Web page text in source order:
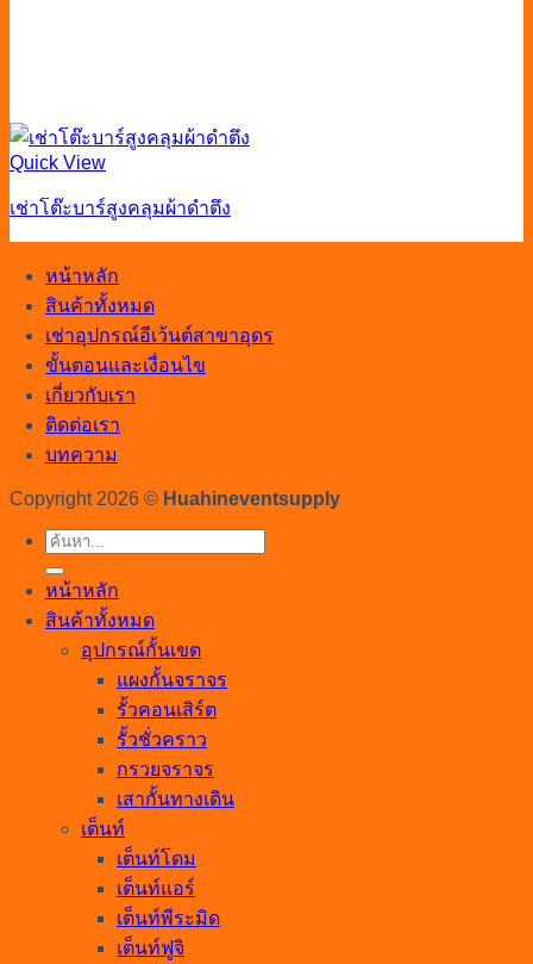
Quick View
เช่าโต๊ะบาร์สูงคลุมผ้าดำตึง
หน้าหลัก
สินค้าทั้งหมด
เช่าอุปกรณ์อีเว้นต์สาขาอุดร
ขั้นตอนและเงื่อนไข
เกี่ยวกับเรา
ติดต่อเรา
บทความ
Copyright 2026 © Huahineventsupply
ค้นหา:
หน้าหลัก
สินค้าทั้งหมด
อุปกรณ์กั้นเขต
แผงกั้นจราจร
รั้วคอนเสิร์ต
รั้วชั่วคราว
กรวยจราจร
เสากั้นทางเดิน
เต็นท์
เต็นท์โดม
เต็นท์แอร์
เต็นท์พีระมิด
เต็นท์ฟูจิ